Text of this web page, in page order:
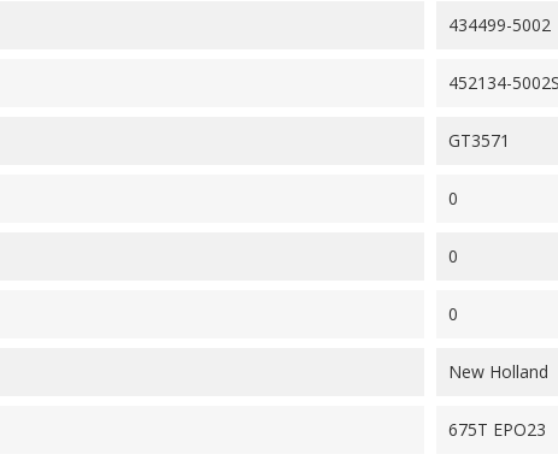
434499-5002
452134-5002S
GT3571
0
0
0
New Holland
675T EPO23